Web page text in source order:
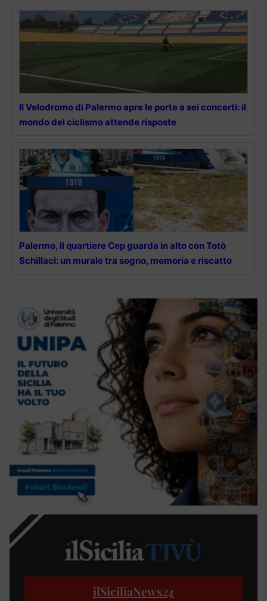
Il Velodromo di Palermo apre le porte a sei concerti: il
mondo del ciclismo attende risposte
Palermo, il quartiere Cep guarda in alto con Totò
Schillaci: un murale tra sogno, memoria e riscatto
ilSiciliaNews24